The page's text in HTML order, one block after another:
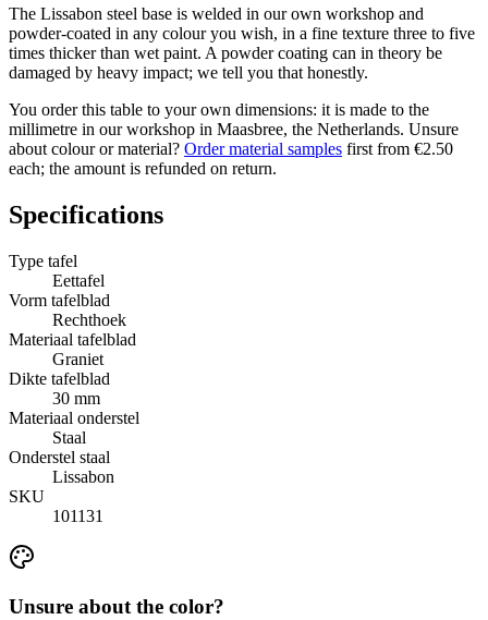
The Lissabon steel base is welded in our own workshop and
powder-coated in any colour you wish, in a fine texture three to five
times thicker than wet paint. A powder coating can in theory be
damaged by heavy impact; we tell you that honestly.
You order this table to your own dimensions: it is made to the
millimetre in our workshop in Maasbree, the Netherlands. Unsure
about colour or material? Order material samples first from €2.50
each; the amount is refunded on return.
Specifications
Type tafel
Eettafel
Vorm tafelblad
Rechthoek
Materiaal tafelblad
Graniet
Dikte tafelblad
30 mm
Materiaal onderstel
Staal
Onderstel staal
Lissabon
SKU
101131
Unsure about the color?